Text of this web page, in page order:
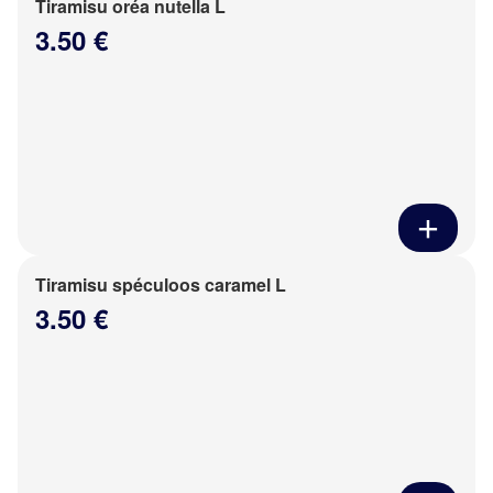
Tiramisu oréa nutella L
3.50 €
Tiramisu spéculoos caramel L
3.50 €